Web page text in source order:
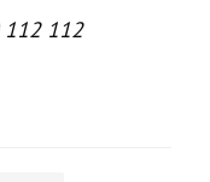
112 112